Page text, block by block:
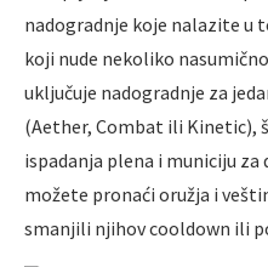
nadogradnje koje nalazite u
koji nude nekoliko
uključuje nadogradnje za
(Aether, Combat ili Kinetic),
ispadanja plena i municiju
možete pronaći oružja i
smanjili njihov cooldown ili